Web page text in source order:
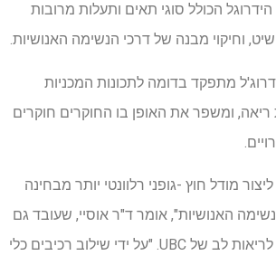
הכולל סוגי תאים ותעלות מרובות
וחיקוי מבנה של דרכי הנשימה האנושיות.
מתפקד בדומה לתכונות המכניות
ומשפר את האופן בו החוקרים חוקרים
מודל חוץ -גופני רלוונטי יותר מבחינה
האנושיות", אומר ד"ר אוסיי, שעובד גם
עם המרכז לחדשנות לריאות לב של UBC. "על ידי שילוב רכיבים כלי